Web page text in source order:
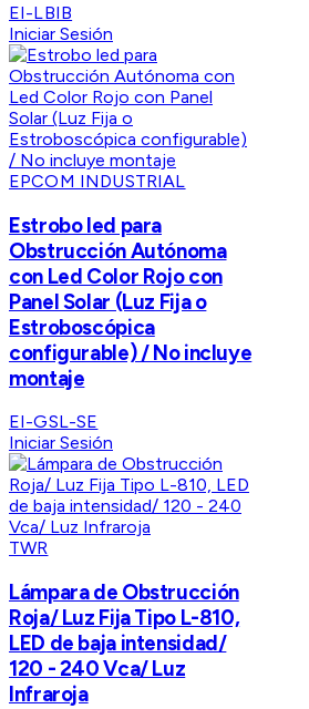
EI-LBIB
Iniciar Sesión
EPCOM INDUSTRIAL
Estrobo led para
Obstrucción Autónoma
con Led Color Rojo con
Panel Solar (Luz Fija o
Estroboscópica
configurable) / No incluye
montaje
EI-GSL-SE
Iniciar Sesión
TWR
Lámpara de Obstrucción
Roja/ Luz Fija Tipo L-810,
LED de baja intensidad/
120 - 240 Vca/ Luz
Infraroja